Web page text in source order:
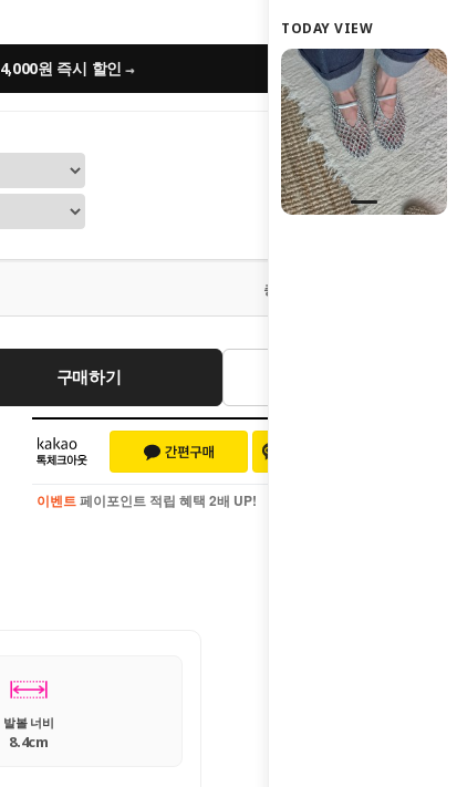
TODAY VIEW
4,000원 즉시 할인 →
총 상품 금액
구매하기
이벤트 페이포인트 적립 혜택 2배 UP!
발볼 너비
8.4cm